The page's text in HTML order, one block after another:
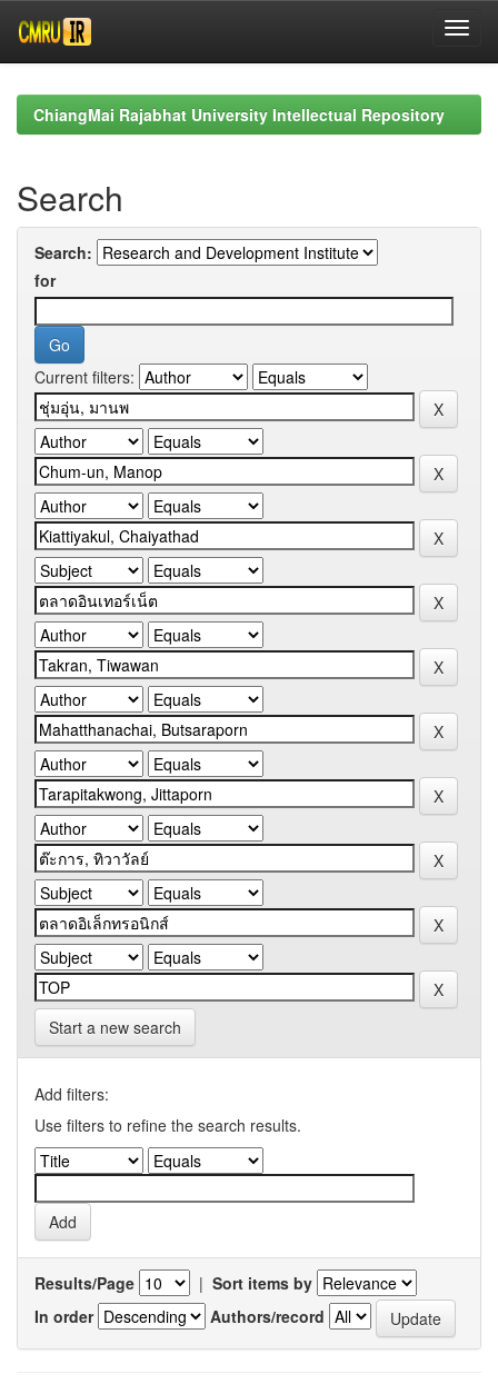
navigationChiangMai Rajabhat University Intellectual Repository
Search
Search:
for
Current filters:
Start a new search
Add filters:
Use filters to refine the search results.
Results/Page | Sort items by
In order
Authors/record